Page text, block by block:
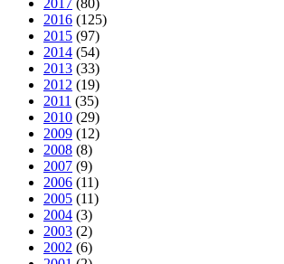
2017 (80)
2016 (125)
2015 (97)
2014 (54)
2013 (33)
2012 (19)
2011 (35)
2010 (29)
2009 (12)
2008 (8)
2007 (9)
2006 (11)
2005 (11)
2004 (3)
2003 (2)
2002 (6)